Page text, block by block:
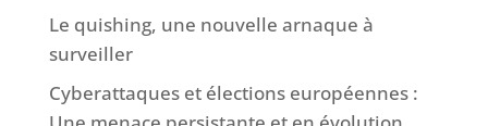
Le quishing, une nouvelle arnaque à
surveiller
Cyberattaques et élections européennes :